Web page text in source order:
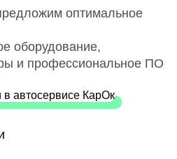
оптимальное
оборудование,
и профессиональное ПО